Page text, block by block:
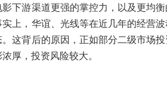
下游渠道更强的掌控力，以及更均
上，华谊、光线等在近几年的经营
这背后的原因，正如部分二级市场
厚，投资风险较大。